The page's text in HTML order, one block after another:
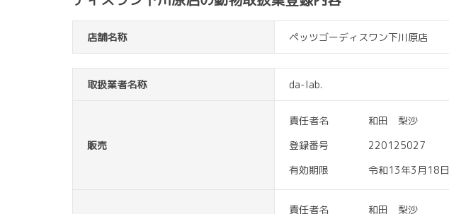
店舗名称 ペッツゴーディスワン下川原店
取扱業者名称 da-lab.
販売
責任者名
和田 梨沙
登録番号
220125027
有効期限
令和13年3月18日
責任者名
和田 梨沙